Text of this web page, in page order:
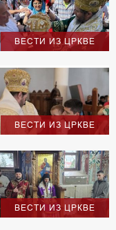
ВЕСТИ ИЗ ЦРКВЕ
ВЕСТИ ИЗ ЦРКВЕ
ВЕСТИ ИЗ ЦРКВЕ